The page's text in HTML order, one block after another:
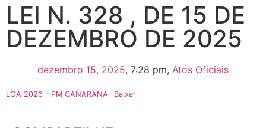
LEI N. 328 , DE 15 DE
DEZEMBRO DE 2025
dezembro 15, 2025, 7:28 pm, Atos Oficiais
LOA 2026 – PM CANARANA Baixar